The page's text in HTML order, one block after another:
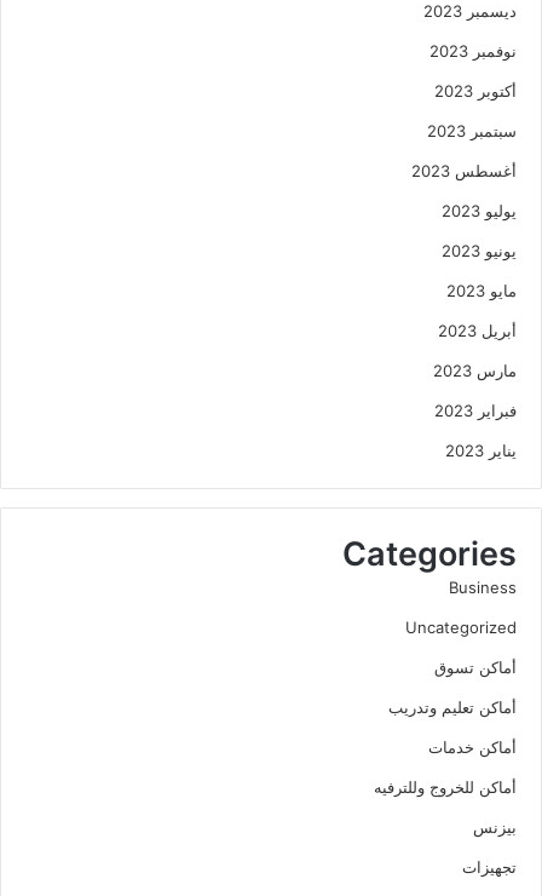
ديسمبر 2023
نوفمبر 2023
أكتوبر 2023
سبتمبر 2023
أغسطس 2023
يوليو 2023
يونيو 2023
مايو 2023
أبريل 2023
مارس 2023
فبراير 2023
يناير 2023
Categories
Business
Uncategorized
أماكن تسوق
أماكن تعليم وتدريب
أماكن خدمات
أماكن للخروج وللترفيه
بيزنس
تجهيزات